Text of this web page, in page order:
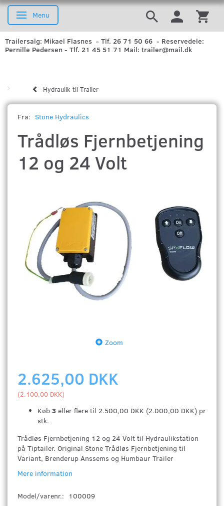
Skifte navigation
Menu
Trailersalg: Mikael Flasnes - Tlf. 26 71 50 66 - Reservedele:
Pernille Pedersen - Tlf. 21 45 51 71 Mail: trailer@mail.dk
Hydraulik til Trailer
Fra: Stone Hydraulics
Trådløs Fjernbetjening
12 og 24 Volt
Zoom
2.625,00 DKK
(2.100,00 DKK)
Køb 3 eller flere til 2.500,00 DKK (2.000,00 DKK) pr
stk.
Trådløs Fjernbetjening 12 og 24 Volt til Hydraulikstation
på Tiptailer. Original Stone Trådløs Fjernbetjening til
Variant, Brenderup Anssems og Humbaur Trailer
Mere information
Model/varenr.:
100009